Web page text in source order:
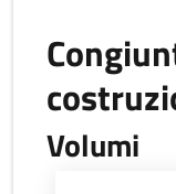
Volumi